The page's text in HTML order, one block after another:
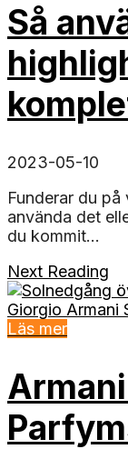
Så
2023-05-10
Funderar du
använda det
du kommit...
Next Reading
Läs mer